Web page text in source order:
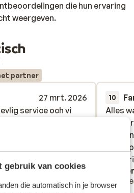
gebruik van cookies
die automatisch in je browser
die hun ervaring
weergeven.
partner
27 mrt. 2026
service och vi
trevligt hotell.
service och vi
trevligt hotell.
10
Alles
Al het
zeer
Alles
Al het
zeer